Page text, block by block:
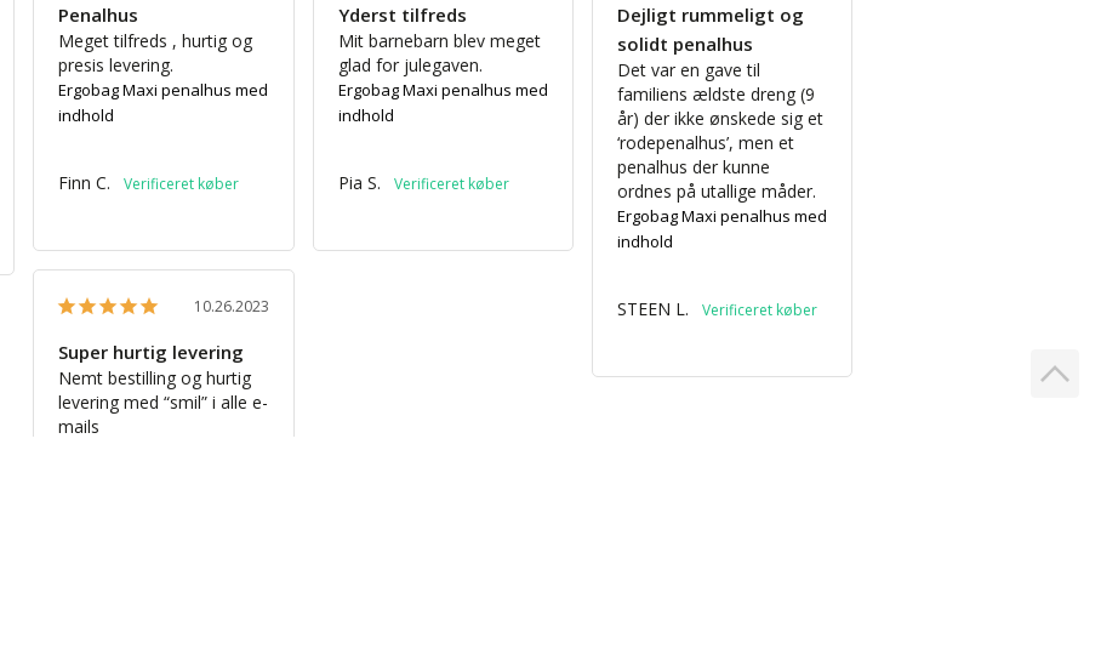
Penalhus
Meget tilfreds , hurtig og
presis levering.
Ergobag Maxi penalhus med
indhold
Finn C.
Yderst tilfreds
Mit barnebarn blev meget
glad for julegaven.
Ergobag Maxi penalhus med
indhold
Pia S.
Dejligt rummeligt og
solidt penalhus
Det var en gave til
familiens ældste dreng (9
år) der ikke ønskede sig et
‘rodepenalhus’, men et
penalhus der kunne
ordnes på utallige måder.
Ergobag Maxi penalhus med
indhold
STEEN L.
10.26.2023
Super hurtig levering
Nemt bestilling og hurtig
levering med “smil” i alle e-
mails